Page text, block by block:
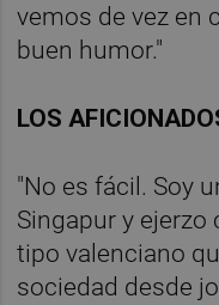
vemos de vez en
buen humor."
LOS
"No es fácil. Soy
Singapur y ejerzo
tipo valenciano
sociedad desde